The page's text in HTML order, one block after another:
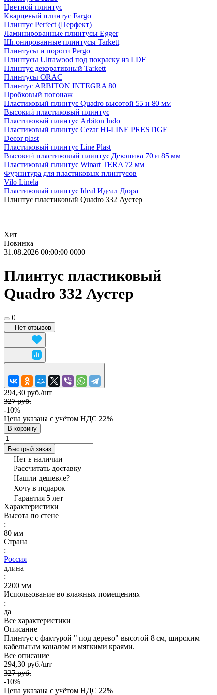
Цветной плинтус
Кварцевый плинтус Fargo
Плинтус Perfect (Перфект)
Ламинированные плинтусы Egger
Шпонированные плинтусы Tarkett
Плинтусы и пороги Pergo
Плинтусы Ultrawood под покраску из LDF
Плинтус декоративный Tarkett
Плинтусы ORAC
Плинтус ARBITON INTEGRA 80
Пробковый погонаж
Пластиковый плинтус Quadro высотой 55 и 80 мм
Высокий пластиковый плинтус
Пластиковый плинтус Arbiton Indo
Пластиковый плинтус Cezar HI-LINE PRESTIGE
Decor plast
Пластиковый плинтус Line Plast
Высокий пластиковый плинтус Деконика 70 и 85 мм
Пластиковый плинтус Winart TERA 72 мм
Фурнитура для пластиковых плинтусов
Vilo Linela
Пластиковый плинтус Ideal Идеал Дюра
Плинтус пластиковый Quadro 332 Аустер
Хит
Новинка
31.08.2026 00:00:00 0000
Плинтус пластиковый
Quadro 332 Аустер
0
Нет отзывов
294,30 руб./шт
327 руб.
-10%
Цена указана с учётом НДС 22%
В корзину
Быстрый заказ
Нет в наличии
Рассчитать доставку
Нашли дешевле?
Хочу в подарок
Гарантия 5 лет
Характеристики
Высота по стене
:
80 мм
Страна
:
Россия
длина
:
2200 мм
Использование во влажных помещениях
:
да
Все характеристики
Описание
Плинтус с фактурой " под дерево" высотой 8 см, широким
кабельным каналом и мягкими краями.
Все описание
294,30 руб./шт
327 руб.
-10%
Цена указана с учётом НДС 22%